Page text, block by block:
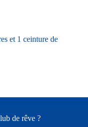
et 1 ceinture de
de rêve ?